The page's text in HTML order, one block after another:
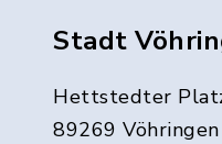
Stadt
Hettstedter
89269 Vöhringen